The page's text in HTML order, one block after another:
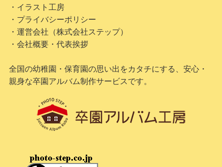
・イラスト工房
・プライバシーポリシー
・運営会社（株式会社ステップ）
・会社概要・代表挨拶
全国の幼稚園・保育園の思い出をカタチにする、安心・
親身な卒園アルバム制作サービスです。